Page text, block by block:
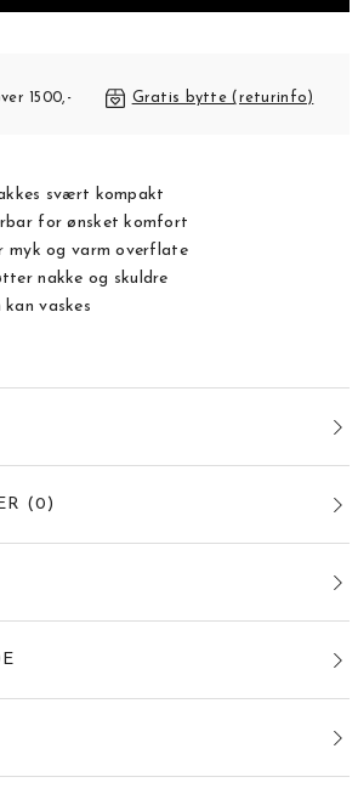
1500,- Gratis bytte (returinfo)
svært kompakt
for ønsket komfort
myk og varm overflate
nakke og skuldre
vaskes
(0 )